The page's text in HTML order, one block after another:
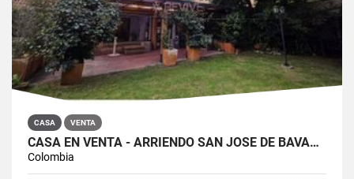
CASA VENTA
CASA EN VENTA - ARRIENDO SAN JOSÉ DE BAVARIA
Colombia